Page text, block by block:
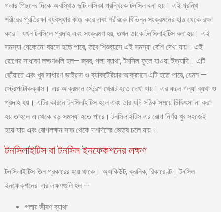
গলার পিছনের দিকে অবস্থিত দুটি লসিকা গ্রন্থিকে টনসিল বলা হয়। এই গ্রন্থি
শরীরের প্রতিরক্ষা ব্যবস্থার কাজ করে এবং শরীরকে বিভিন্ন সংক্রমনের হাত থেকে রক্ষা
করে। যখন টনসিলে প্রদাহ এবং সংক্রমণ হয়, তখন তাকে টনসিলাইটিস বলা হয়। এই
সমস্যা যেকোনো বয়সে হতে পারে, তবে শিশুবয়সে এই সমস্যা বেশি দেখা যায়। এই
রোগের সাধারণ লক্ষণগুলি হল— জ্বর, গলা ব্যাথা, টনসিল ফুলে যাওয়া ইত্যাদি। এটি
ছোঁয়াচে এবং খুব সাধারণ ভাইরাস ও ব্যাকটেরিয়ার আক্রমনে এটি হতে পারে, যেমন —
স্ট্রেপটোকক্বাস। এর আক্রমনে স্ট্রেপ থ্রোট হতে দেখা যায়। এর ফলে গল্যা ব্যথা ও
প্রদাহ হয়। এটির কারনে টনসিলাইটিস হলে এবং তার যদি সঠিক সময়ে চিকিৎসা না করা
হয় তাহলে এ থেকে বড় সমস্যা হতে পারে। টনসিলাইটিস এর রোগ নির্ণয় খুব সহজেই
হয়ে যায় এবং রোগলক্ষন সাত থেকে দশদিনের ভেতর চলে যায়।
টনসিলাইটিস বা টনসিল ইনফেকশনের লক্ষণ
টনসিলাইটিস তিন প্রকারের হয়ে থাকে। অ্যাকিউট, ক্রনিক, রিকারেণ্ট। টনসিল
ইনফেকশনের এর লক্ষণগুলি হল —
গলায় ভীষণ ব্যাথা